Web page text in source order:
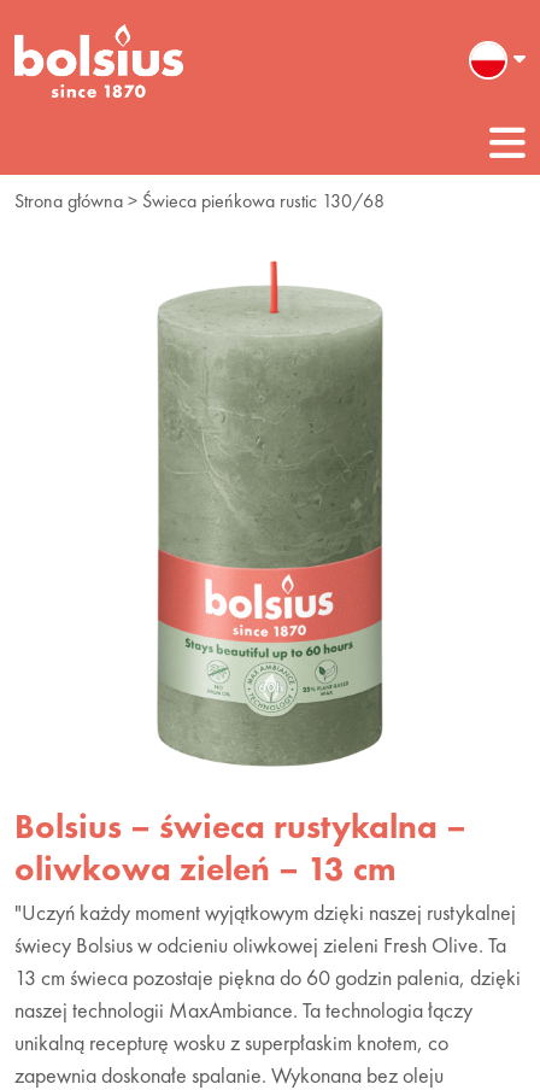
Strona główna> Świeca pieńkowa rustic 130/68
Bolsius – świeca rustykalna –
oliwkowa zieleń – 13 cm
"Uczyń każdy moment wyjątkowym dzięki naszej rustykalnej
świecy Bolsius w odcieniu oliwkowej zieleni Fresh Olive. Ta
13 cm świeca pozostaje piękna do 60 godzin palenia, dzięki
naszej technologii MaxAmbiance. Ta technologia łączy
unikalną recepturę wosku z superpłaskim knotem, co
zapewnia doskonałe spalanie. Wykonana bez oleju